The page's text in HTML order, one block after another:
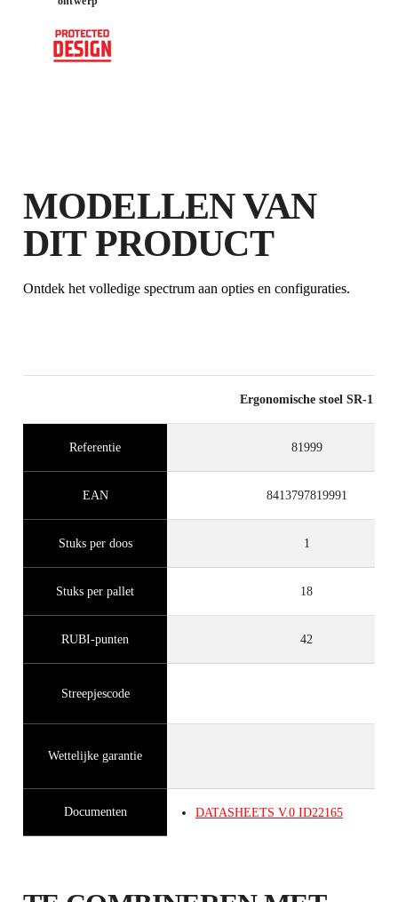
MODELLEN VAN
DIT PRODUCT
Ontdek het volledige spectrum aan opties en configuraties.
Ergonomische stoel SR-1
Referentie 81999
EAN 8413797819991
Stuks per doos 1
Stuks per pallet 18
RUBI-punten 42
Streepjescode
Wettelijke garantie
Documenten DATASHEETS V.0 ID22165